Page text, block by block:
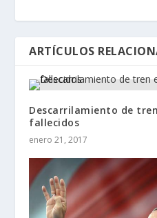
ARTÍCULOS
Descarrilamiento de
fallecidos
enero 21, 2017